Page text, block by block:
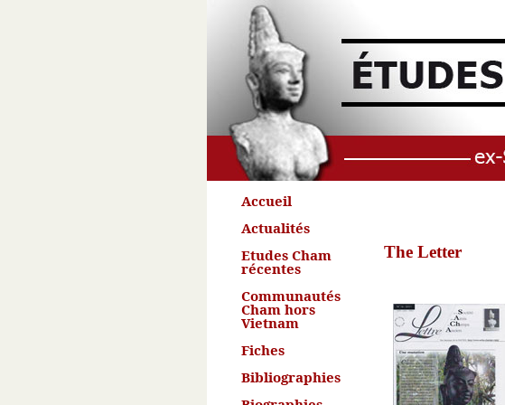
Accueil
Actualités
Etudes Cham
récentes
Communautés
Cham hors
Vietnam
Fiches
Bibliographies
The Letter